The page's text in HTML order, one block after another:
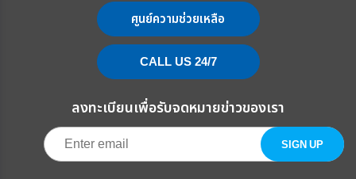
ศูนย์ความช่วยเหลือ
CALL US 24/7
ลงทะเบียนเพื่อรับจดหมายข่าวของเรา